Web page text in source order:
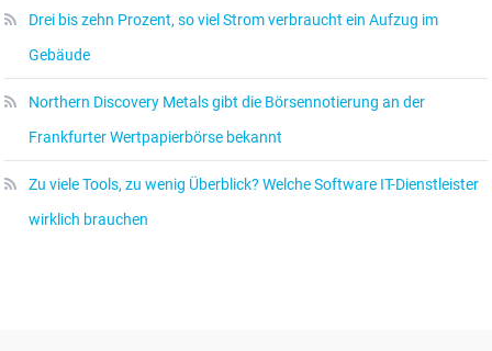
Drei bis zehn Prozent, so viel Strom verbraucht ein Aufzug im
Gebäude
Northern Discovery Metals gibt die Börsennotierung an der
Frankfurter Wertpapierbörse bekannt
Zu viele Tools, zu wenig Überblick? Welche Software IT-Dienstleister
wirklich brauchen